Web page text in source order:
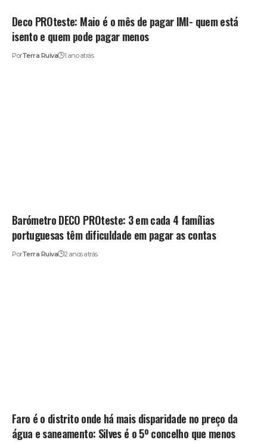
Deco PROteste: Maio é o mês de pagar IMI- quem está
isento e quem pode pagar menos
PorTerra Ruiva 1 ano atrás
Barómetro DECO PROteste: 3 em cada 4 famílias
portuguesas têm dificuldade em pagar as contas
PorTerra Ruiva 2 anos atrás
Faro é o distrito onde há mais disparidade no preço da
água e saneamento: Silves é o 5º concelho que menos